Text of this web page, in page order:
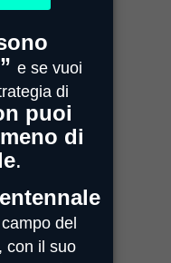
Scala 2
1D